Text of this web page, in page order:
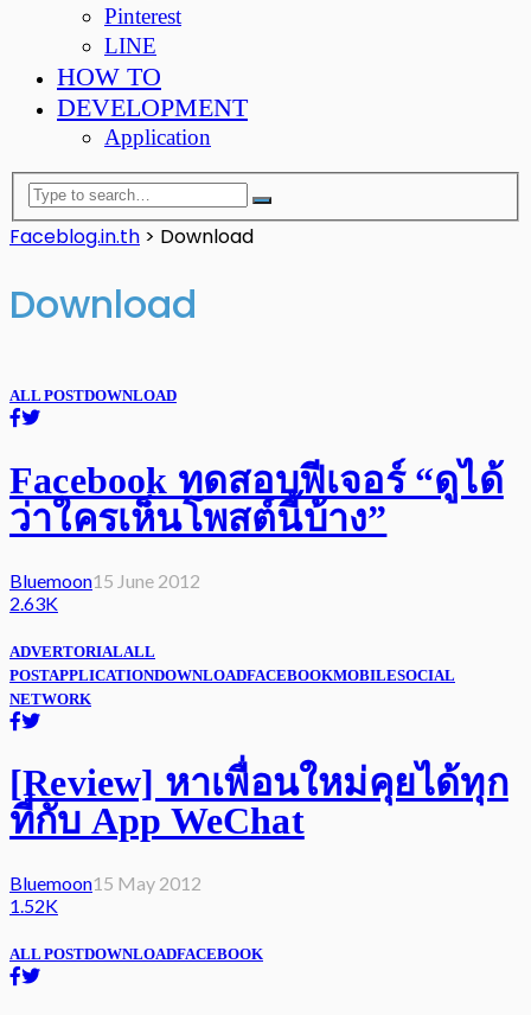
Pinterest
LINE
HOW TO
DEVELOPMENT
Application
Faceblog.in.th > Download
Download
ALL POSTDOWNLOAD
Facebook ทดสอบฟีเจอร์ “ดูได้
ว่าใครเห็นโพสต์นี้บ้าง”
Bluemoon15 June 2012
2.63K
ADVERTORIALALL
POSTAPPLICATIONDOWNLOADFACEBOOKMOBILESOCIAL
NETWORK
[Review] หาเพื่อนใหม่คุยได้ทุก
ที่กับ App WeChat
Bluemoon15 May 2012
1.52K
ALL POSTDOWNLOADFACEBOOK